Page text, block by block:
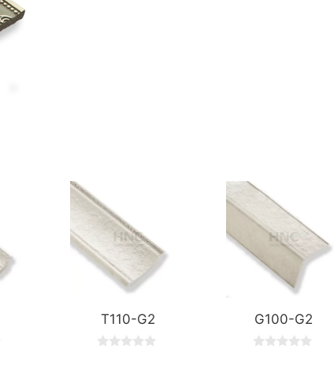
T110-G2 G100-G2